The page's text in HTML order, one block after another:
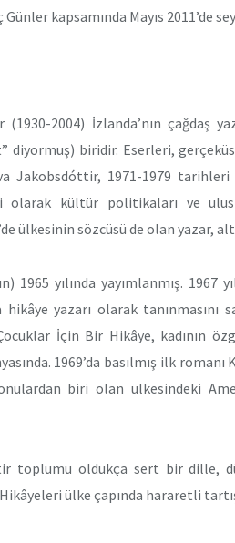
kapsamında Mayıs 2011’de
(1930-2004) İzlanda’nın çağdaş
diyormuş) biridir. Eserleri,
Jakobsdóttir, 1971-1979
kültür politikaları ve
ülkesinin sözcüsü de olan yazar,
1965 yılında yayımlanmış. 1967
hikâye yazarı olarak tanınmasını
İçin Bir Hikâye, kadının
1969’da basılmış ilk romanı
biri olan ülkesindeki
toplumu oldukça sert bir dille,
ülke çapında hararetli